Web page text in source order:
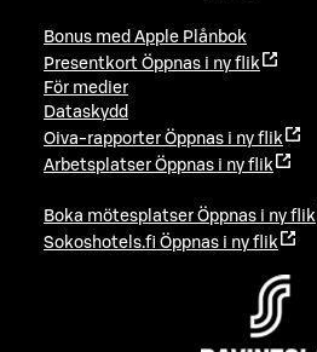
Bonus med Apple Plånbok
Presentkort Öppnas i ny flik
För medier
Dataskydd
Oiva-rapporter Öppnas i ny flik
Arbetsplatser Öppnas i ny flik
Boka mötesplatser Öppnas i ny flik
Sokoshotels.fi Öppnas i ny flik